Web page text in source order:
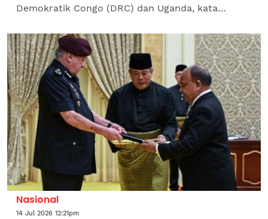
Demokratik Congo (DRC) dan Uganda, kata
Rabu.WHO memaklumkan,...
Nasional
14 Jul 2026 12:21pm